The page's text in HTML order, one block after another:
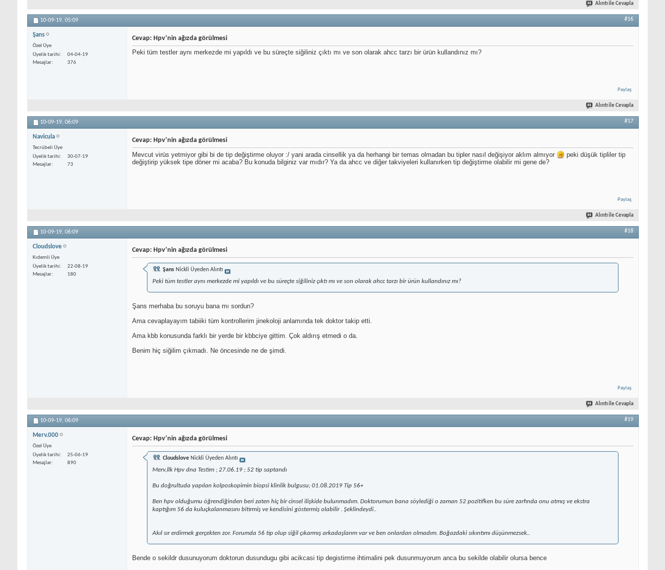
Alıntı ile Cevapla
10-09-19, 05:09 #16
Şans
Özel Üye
Üyelik tarihi
04-04-19
Mesajlar
376
Cevap: Hpv’nin ağızda görülmesi
Peki tüm testler aynı merkezde mi yapıldı ve bu süreçte siğiliniz çıktı mı ve son olarak ahcc tarzı bir ürün kullandınız mı?
Paylaş
Alıntı ile Cevapla
10-09-19, 06:09 #17
Navicula
Tecrübeli Üye
Üyelik tarihi
30-07-19
Mesajlar
73
Cevap: Hpv’nin ağızda görülmesi
Mevcut virüs yetmiyor gibi bi de tip değiştirme oluyor :/ yani arada cinsellik ya da herhangi bir temas olmadan bu tipler nasıl değişiyor aklım almıyor
peki düşük tipliler tip
değiştirip yüksek tipe döner mi acaba? Bu konuda bilginiz var mıdır? Ya da ahcc ve diğer takviyeleri kullanırken tip değiştirme olabilir mi gene de?
Paylaş
Alıntı ile Cevapla
10-09-19, 06:09 #18
Cloudslove
Kıdemli Üye
Üyelik tarihi
22-08-19
Mesajlar
180
Cevap: Hpv’nin ağızda görülmesi
Şans Nickli Üyeden Alıntı
Peki tüm testler aynı merkezde mi yapıldı ve bu süreçte siğiliniz çıktı mı ve son olarak ahcc tarzı bir ürün kullandınız mı?
Şans merhaba bu soruyu bana mı sordun?
Ama cevaplayayım tabiiki tüm kontrollerim jinekoloji anlamında tek doktor takip etti.
Ama kbb konusunda farklı bir yerde bir kbbciye gittim. Çok aldırış etmedi o da.
Benim hiç siğilim çıkmadı. Ne öncesinde ne de şimdi.
Paylaş
Alıntı ile Cevapla
10-09-19, 06:09 #19
Merv.000
Özel Üye
Üyelik tarihi
25-06-19
Mesajlar
890
Cevap: Hpv’nin ağızda görülmesi
Cloudslove Nickli Üyeden Alıntı
Merv,İlk Hpv dna Testim ; 27.06.19 ; 52 tip saptandı
Bu doğrultuda yapılan kolposkopimin biopsi klinlik bulgusu; 01.08.2019 Tip 56+
Ben hpv olduğumu öğrendiğinden beri zaten hiç bir cinsel ilişkide bulunmadım. Doktorumun bana söylediği o zaman 52 pozitifken bu süre zarfında onu atmış ve ekstra
kaptığım 56 da kuluçkalanmasını bitirmiş ve kendisini göstermiş olabilir . Şeklindeydi..
Akıl sır erdirmek gerçekten zor. Forumda 56 tip olup siğil çıkarmış arkadaşlarım var ve ben onlardan olmadım. Boğazdaki sıkıntımı düşünmezsek..
Bende o sekildr dusunuyorum doktorun dusundugu gibi acikcasi tip degistirme ihtimalini pek dusunmuyorum anca bu sekilde olabilir olursa bence